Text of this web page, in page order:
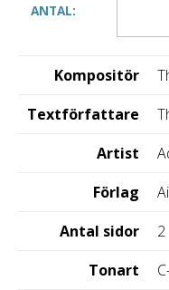
ANTAL:
Kompositör
Textförfattare
Artist
Förlag
Antal sidor
2
Tonart